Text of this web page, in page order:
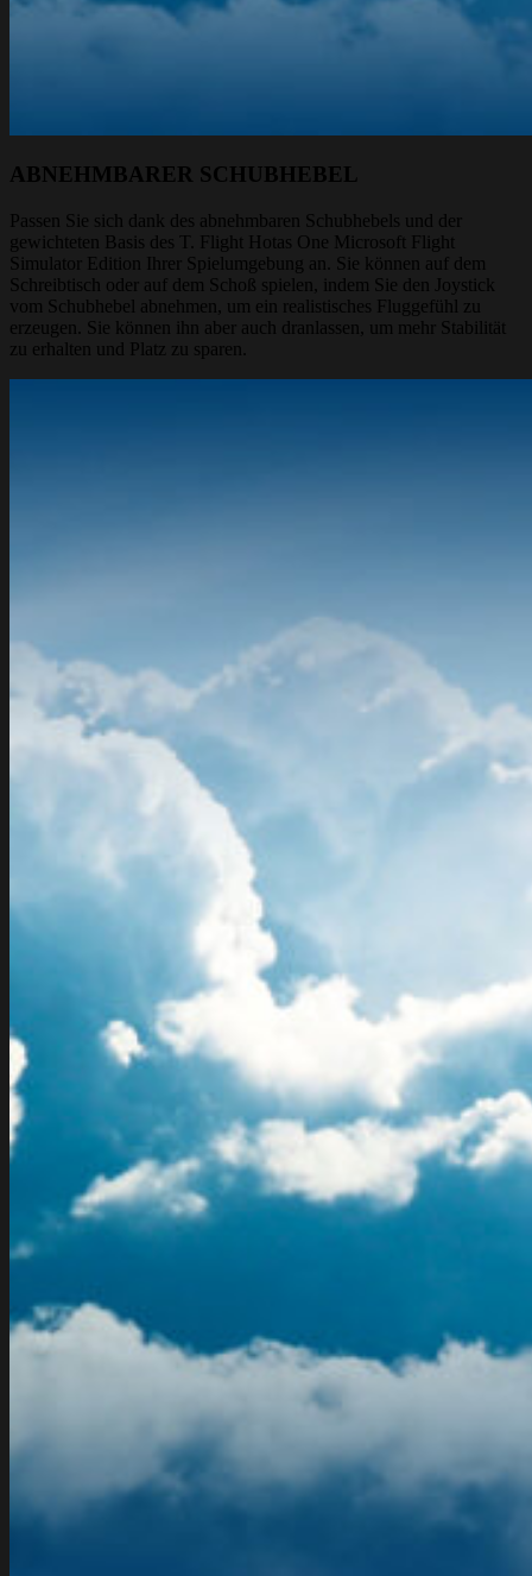
ABNEHMBARER SCHUBHEBEL
Passen Sie sich dank des abnehmbaren Schubhebels und der
gewichteten Basis des T. Flight Hotas One Microsoft Flight
Simulator Edition Ihrer Spielumgebung an. Sie können auf dem
Schreibtisch oder auf dem Schoß spielen, indem Sie den Joystick
vom Schubhebel abnehmen, um ein realistisches Fluggefühl zu
erzeugen. Sie können ihn aber auch dranlassen, um mehr Stabilität
zu erhalten und Platz zu sparen.